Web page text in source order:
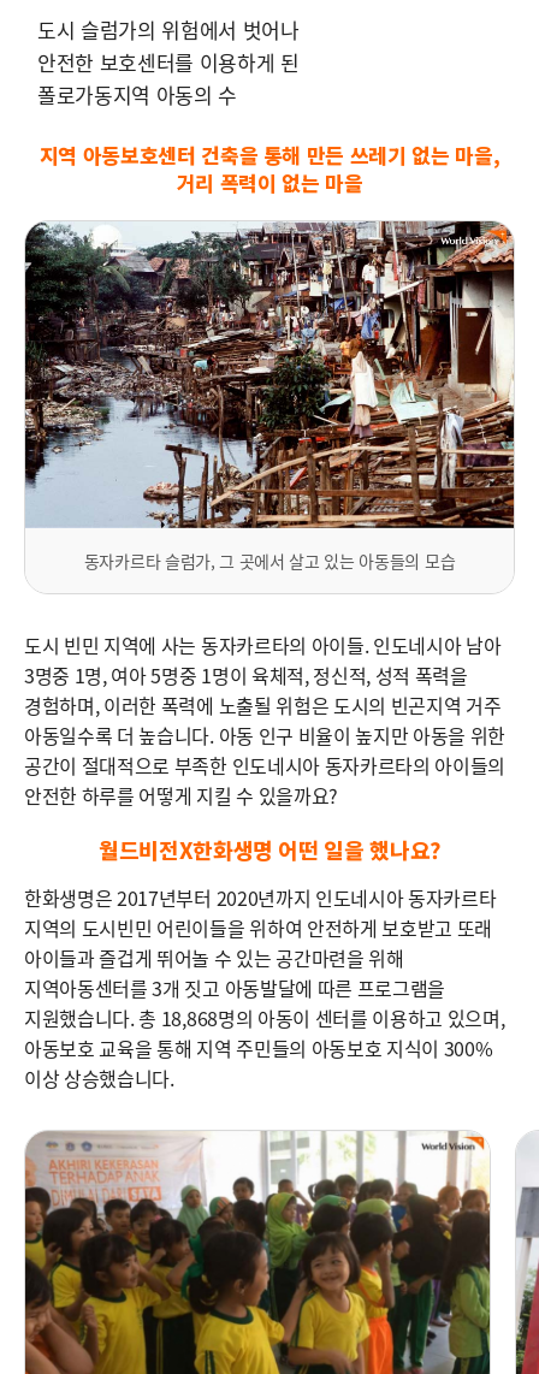
도시 슬럼가의 위험에서 벗어나
안전한 보호센터를 이용하게 된
폴로가동지역 아동의 수
지역 아동보호센터 건축을 통해 만든 쓰레기 없는 마을,
거리 폭력이 없는 마을
동자카르타 슬럼가, 그 곳에서 살고 있는 아동들의 모습
도시 빈민 지역에 사는 동자카르타의 아이들. 인도네시아 남아
3명중 1명, 여아 5명중 1명이 육체적, 정신적, 성적 폭력을
경험하며, 이러한 폭력에 노출될 위험은 도시의 빈곤지역 거주
아동일수록 더 높습니다. 아동 인구 비율이 높지만 아동을 위한
공간이 절대적으로 부족한 인도네시아 동자카르타의 아이들의
안전한 하루를 어떻게 지킬 수 있을까요?
월드비전X한화생명 어떤 일을 했나요?
한화생명은 2017년부터 2020년까지 인도네시아 동자카르타
지역의 도시빈민 어린이들을 위하여 안전하게 보호받고 또래
아이들과 즐겁게 뛰어놀 수 있는 공간마련을 위해
지역아동센터를 3개 짓고 아동발달에 따른 프로그램을
지원했습니다. 총 18,868명의 아동이 센터를 이용하고 있으며,
아동보호 교육을 통해 지역 주민들의 아동보호 지식이 300%
이상 상승했습니다.